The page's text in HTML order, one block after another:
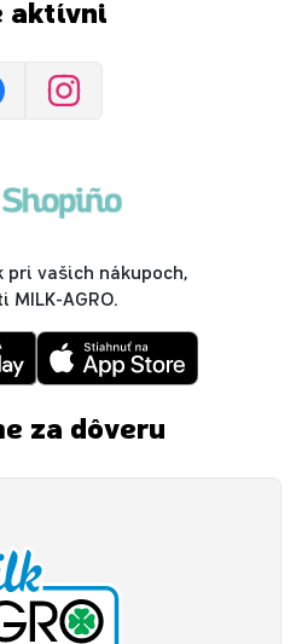
aktívni
pri vašich nákupoch,
MILK-AGRO.
za dôveru